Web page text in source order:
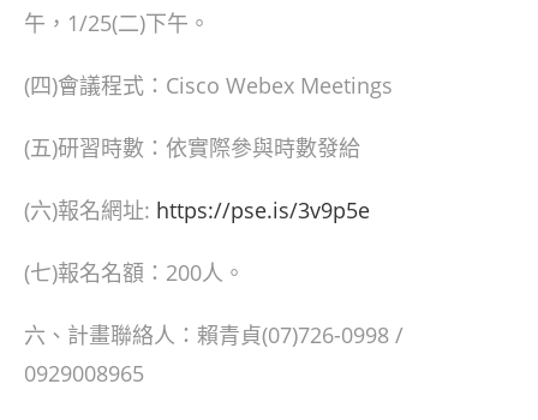
午，1/25(二)下午。
(四)會議程式：Cisco Webex Meetings
(五)研習時數：依實際參與時數發給
(六)報名網址: https://pse.is/3v9p5e
(七)報名名額：200人。
六、計畫聯絡人：賴青貞(07)726-0998 /
0929008965